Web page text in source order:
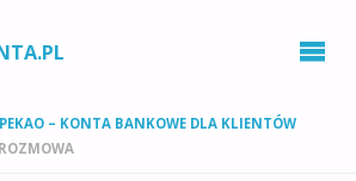
– KONTA BANKOWE DLA KLIENTÓW
ROZMOWA